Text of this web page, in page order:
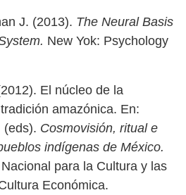
J. (2013). The Neural Basis
New Yok: Psychology
El núcleo de la
amazónica. En:
(eds). Cosmovisión, ritual e
indígenas de México.
para la Cultura y las
Económica.